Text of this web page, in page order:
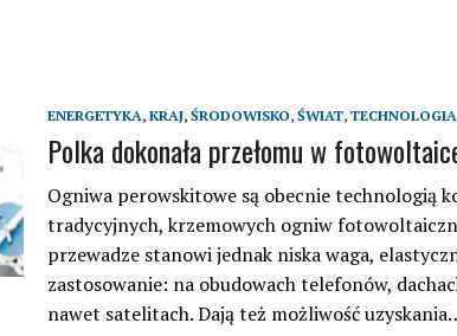
ENERGETYKA, KRAJ, ŚRODOWISKO, ŚWIAT, TECHNOLOGIA
Polka dokonała przełomu w
Ogniwa perowskitowe są obecnie technologią
tradycyjnych, krzemowych ogniw
przewadze stanowi jednak niska waga,
zastosowanie: na obudowach telefonów,
nawet satelitach. Dają też możliwość